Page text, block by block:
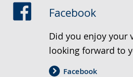
wird
angezeigt.
Facebook
Did you enjoy your
looking forward to
Facebook